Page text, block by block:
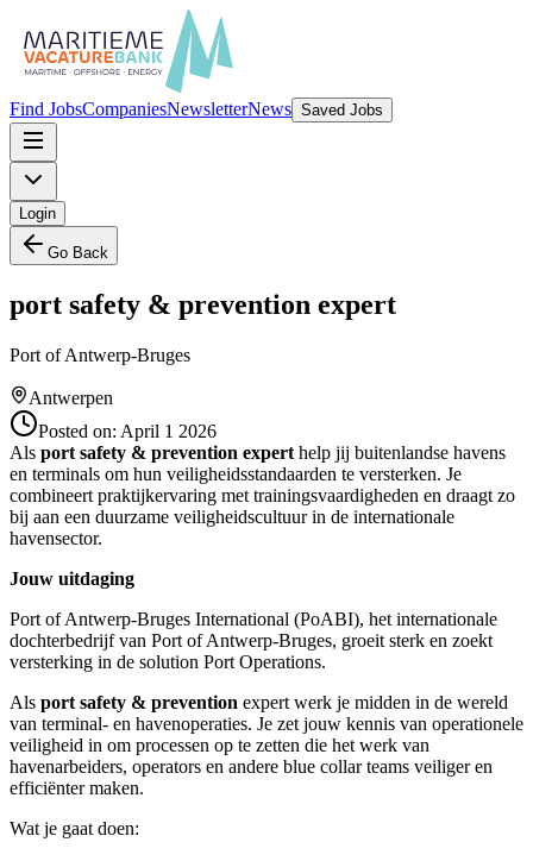
Find JobsCompaniesNewsletterNews Saved Jobs
Login
Go Back
port safety & prevention expert
Port of Antwerp-Bruges
Antwerpen
Posted on: April 1 2026
Als port safety & prevention expert help jij buitenlandse havens
en terminals om hun veiligheidsstandaarden te versterken. Je
combineert praktijkervaring met trainingsvaardigheden en draagt zo
bij aan een duurzame veiligheidscultuur in de internationale
havensector.
Jouw uitdaging
Port of Antwerp-Bruges International (PoABI), het internationale
dochterbedrijf van Port of Antwerp-Bruges, groeit sterk en zoekt
versterking in de solution Port Operations.
Als port safety & prevention expert werk je midden in de wereld
van terminal- en havenoperaties. Je zet jouw kennis van operationele
veiligheid in om processen op te zetten die het werk van
havenarbeiders, operators en andere blue collar teams veiliger en
efficiënter maken.
Wat je gaat doen: